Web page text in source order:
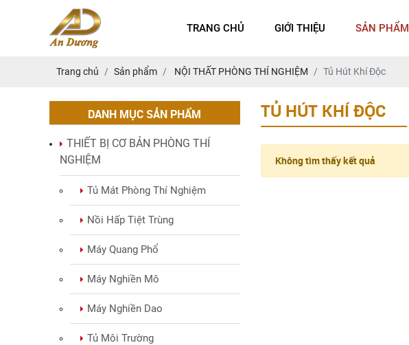
TRANG CHỦ GIỚI THIỆU SẢN PHẨM
Trang chủ Sản phẩm NỘI THẤT PHÒNG THÍ NGHIỆM Tủ Hút Khí Độc
DANH MỤC SẢN PHẨM
THIẾT BỊ CƠ BẢN PHÒNG THÍ
NGHIỆM
Tủ Mát Phòng Thí Nghiệm
Nồi Hấp Tiệt Trùng
Máy Quang Phổ
Máy Nghiền Mô
Máy Nghiền Dao
Tủ Môi Trường
TỦ HÚT KHÍ ĐỘC
Không tìm thấy kết quả